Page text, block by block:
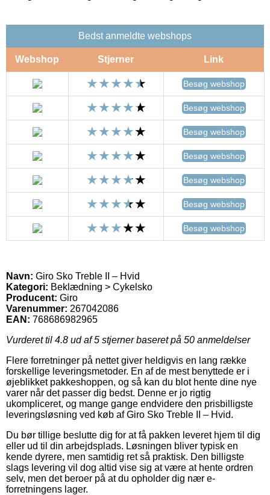
Bedst anmeldte webshops
Webshop Stjerner Link
Besøg webshop
Besøg webshop
Besøg webshop
Besøg webshop
Besøg webshop
Besøg webshop
Besøg webshop
Navn: Giro Sko Treble II – Hvid
Kategori: Beklædning > Cykelsko
Producent: Giro
Varenummer: 267042086
EAN: 768686982965
Vurderet til 4.8 ud af 5 stjerner baseret på 50 anmeldelser
Flere forretninger på nettet giver heldigvis en lang række
forskellige leveringsmetoder. En af de mest benyttede er i
øjeblikket pakkeshoppen, og så kan du blot hente dine nye
varer når det passer dig bedst. Denne er jo rigtig
ukompliceret, og mange gange endvidere den prisbilligste
leveringsløsning ved køb af Giro Sko Treble II – Hvid.
Du bør tillige beslutte dig for at få pakken leveret hjem til dig
eller ud til din arbejdsplads. Løsningen bliver typisk en
kende dyrere, men samtidig ret så praktisk. Den billigste
slags levering vil dog altid vise sig at være at hente ordren
selv, men det beroer på at du opholder dig nær e-
forretningens lager.